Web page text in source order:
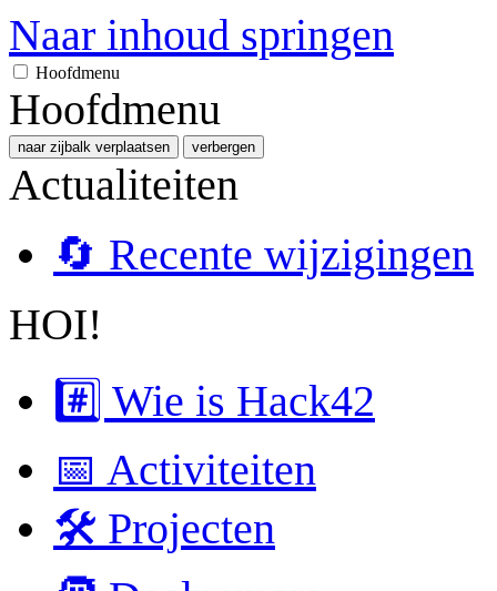
Naar inhoud springen
Hoofdmenu
Hoofdmenu
naar zijbalk verplaatsen verbergen
Actualiteiten
🔄 Recente wijzigingen
HOI!
#️⃣ Wie is Hack42
📅 Activiteiten
🛠 Projecten